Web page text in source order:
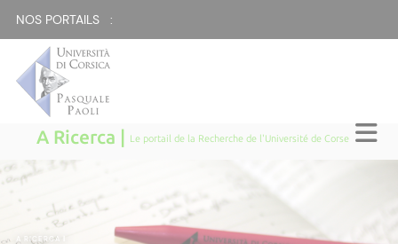
NOS PORTAILS :
A Ricerca | Le portail de la Recherche de l'Université de Corse
A RICERCA